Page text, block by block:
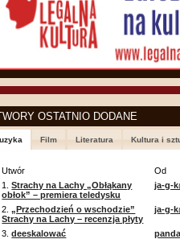
OSTATNIO DODANE
Film Literatura Kultura i
Utwór
Od
1.Strachy na Lachy „Obłąkany
obłok” – premiera teledysku
ja-g-
2.„Przechodzień o wschodzie”
Strachy na Lachy – recenzja płyty
ja-g-
3.deeskalować